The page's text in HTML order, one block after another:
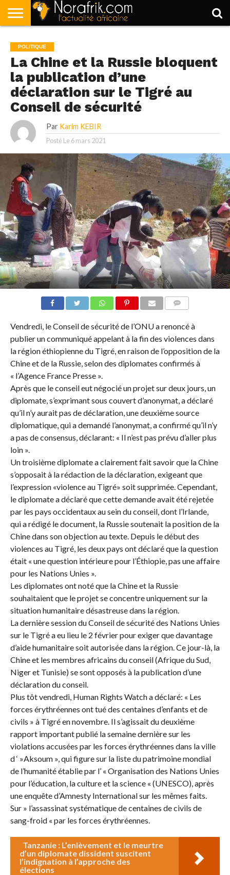
POLITIQUE
SOCIÉTÉ
ECONOMIE
SPORT
LIFESTYLE
POLITIQUE
La Chine et la Russie bloquent
la publication d’une
déclaration sur le Tigré au
Conseil de sécurité
Par Karim KEBIR
Posté Le 6 mars 2021
Vendredi, le Conseil de sécurité de l’ONU a renoncé à
publier un communiqué appelant à la fin des violences dans
la région éthiopienne du Tigré, en raison de l’opposition de la
Chine et de la Russie, selon des diplomates confirmés à
« l’Agence France Presse ».
Après que le conseil eut négocié un projet sur deux jours, un
diplomate, s’exprimant sous couvert d’anonymat, a déclaré
qu’il n’y aurait pas de déclaration, une deuxième source
diplomatique, qui a demandé l’anonymat, a confirmé qu’il n’y
a pas de consensus, déclarant: « Il n’est pas prévu d’aller plus
loin ».
Un troisième diplomate a clairement fait savoir que la Chine
s’opposait à la rédaction de la déclaration, exigeant que
l’expression «violence au Tigré» soit supprimée. Cependant,
le diplomate a déclaré que cette demande avait été rejetée
par les pays occidentaux au sein du conseil, dont l’Irlande,
qui a rédigé le document, la Russie soutenait la position de la
Chine dans son objection au texte. Depuis le début des
violences au Tigré, les deux pays ont déclaré que la question
était « une question intérieure pour l’Éthiopie, pas une affaire
pour les Nations Unies ».
Les diplomates ont noté que la Chine et la Russie
souhaitaient que le projet se concentre uniquement sur la
situation humanitaire désastreuse dans la région.
La dernière session du Conseil de sécurité des Nations Unies
sur le Tigré a eu lieu le 2 février pour exiger que davantage
d’aide humanitaire soit autorisée dans la région. Ce jour-là, la
Chine et les membres africains du conseil (Afrique du Sud,
Niger et Tunisie) se sont opposés à la publication d’une
déclaration du conseil.
Plus tôt vendredi, Human Rights Watch a déclaré: « Les
forces érythréennes ont tué des centaines d’enfants et de
civils » à Tigré en novembre. Il s’agissait du deuxième
rapport important publié la semaine dernière sur les
violations accusées par les forces érythréennes dans la ville
d ‘ »Aksoum », qui figure sur la liste du patrimoine mondial
de l’humanité établie par l’ « Organisation des Nations Unies
pour l’éducation, la culture et la science « (UNESCO), après
une enquête d’Amnesty International sur les mêmes faits.
Sur » l’assassinat systématique de centaines de civils de
sang-froid « par les forces érythréennes.
Tanzanie : L’enlèvement et le meurtre
d’un diplomate dissident suscitent
l’indignation à l’approche des
élections